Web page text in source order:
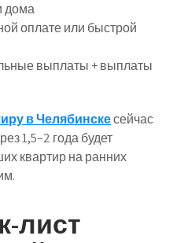
дома
оплате или быстрой
выплаты + выплаты
в Челябинскесейчас
1,5–2 года будет
квартир на ранних
лист